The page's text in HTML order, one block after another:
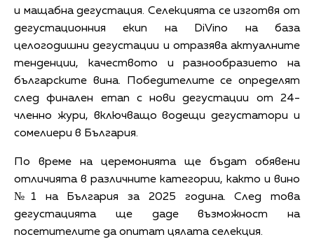
и мащабна дегустация. Селекцията се изготвя от
дегустационния екип на DiVino на база
целогодишни дегустации и отразява актуалните
тенденции, качеството и разнообразието на
българските вина. Победителите се определят
след финален етап с нови дегустации от 24-
членно жури, включващо водещи дегустатори и
сомелиери в България.
По време на церемонията ще бъдат обявени
отличията в различните категории, както и вино
№1 на България за 2025 година. След това
дегустацията ще даде възможност на
посетителите да опитат цялата селекция.